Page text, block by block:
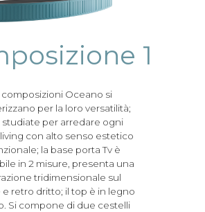
1
composizioni Oceano si
per la loro versatilità;
studiate per arredare ogni
con alto senso estetico
la base porta Tv è
in 2 misure, presenta una
tridimensionale sul
retro dritto; il top è in legno
Si compone di due cestelli